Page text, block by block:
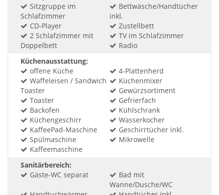
Sitzgruppe im
Schlafzimmer
Bettwäsche/Handtücher
inkl.
CD-Player
Zustellbett
2 Schlafzimmer mit
Doppelbett
TV im Schlafzimmer
Radio
Küchenausstattung:
offene Küche
4-Plattenherd
Waffeleisen / Sandwich
Toaster
Küchenmixer
Gewürzsortiment
Toaster
Gefrierfach
Backofen
Kühlschrank
Küchengeschirr
Wasserkocher
KaffeePad-Maschine
Geschirrtücher inkl.
Spülmaschine
Mikrowelle
Kaffeemaschine
Sanitärbereich:
Gäste-WC separat
Bad mit
Wanne/Dusche/WC